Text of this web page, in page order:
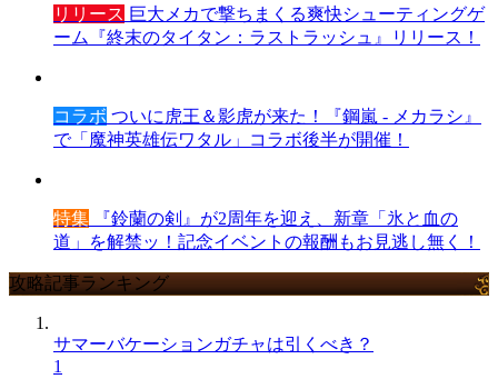
リリース 巨大メカで撃ちまくる爽快シューティングゲ
ーム『終末のタイタン：ラストラッシュ』リリース！
コラボ ついに虎王＆影虎が来た！『鋼嵐 - メカラシ』
で「魔神英雄伝ワタル」コラボ後半が開催！
特集 『鈴蘭の剣』が2周年を迎え、新章「氷と血の
道」を解禁ッ！記念イベントの報酬もお見逃し無く！
攻略記事ランキング
サマーバケーションガチャは引くべき？
1